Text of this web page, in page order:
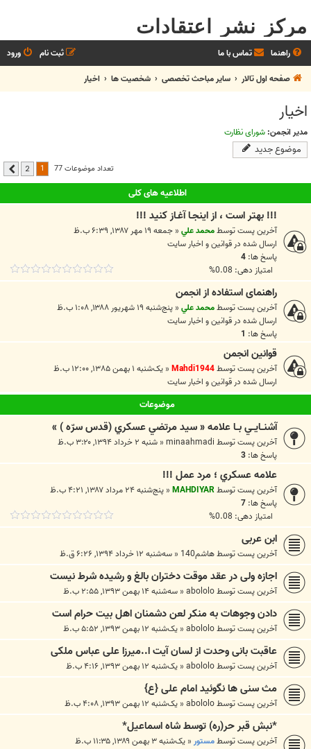
مرکز نشر اعتقادات
راهنما تماس با ما ورود
ثبت نام
صفحه اول تالار
سایر مباحث تخصصی شخصيت ها اخیار
اخیار
مدیر انجمن: شورای نظارت
موضوع جدید
تعداد موضوعات 77 2 بعدی
اطلاعیه های کلی
!!! بهتر است ، از اينجـا آغـاز کنيد !!!
آخرین پست توسطمحمد علي« جمعه ۱۹ مهر ۱۳۸۷, ۶:۳۹ ب.ظ
ارسال شده در قوانين و اخبار سايت
پاسخ ها: 4
امتیاز دهی: 0.08%
راهنمای استفاده از انجمن
آخرین پست توسطمحمد علي« پنج‌شنبه ۱۹ شهریور ۱۳۸۸, ۱:۰۸ ب.ظ
ارسال شده در قوانين و اخبار سايت
پاسخ ها: 1
قوانین انجمن
آخرین پست توسطMahdi1944
« یک‌شنبه ۱ بهمن ۱۳۸۵, ۱۲:۰۰ ب.ظ
ارسال شده در قوانين و اخبار سايت
موضوعات
آشنــايــي بــا علامه « سيد مرتضي عسکري (قدس سرّه ) »
آخرین پست توسطminaahmadi
« شنبه ۲ خرداد ۱۳۹۴, ۳:۲۰ ب.ظ
پاسخ ها: 3
علامه عسكري ؛ مرد عمل !!!
آخرین پست توسطMAHDIYAR
« پنج‌شنبه ۲۴ مرداد ۱۳۸۷, ۴:۲۱ ب.ظ
پاسخ ها: 7
امتیاز دهی: 0.08%
ابن عربی
آخرین پست توسطهاشم140 « سه‌شنبه ۱۲ خرداد ۱۳۹۴, ۶:۲۶ ق.ظ
اجازه ولى در عقد موقت دختران بالغ و رشيده شرط نيست
آخرین پست توسطabololo
« سه‌شنبه ۱۴ بهمن ۱۳۹۳, ۲:۵۵ ب.ظ
دادن وجوهات به منکر لعن دشمنان اهل بیت حرام است
آخرین پست توسطabololo
« یک‌شنبه ۱۲ بهمن ۱۳۹۳, ۵:۵۲ ب.ظ
عاقبت بانی وحدت از لسان آیت ا..میرزا علی عباس ملکی
آخرین پست توسطabololo
« یک‌شنبه ۱۲ بهمن ۱۳۹۳, ۴:۱۶ ب.ظ
مث سنی ها نگوئید امام علی {ع}
آخرین پست توسطabololo
« یک‌شنبه ۱۲ بهمن ۱۳۹۳, ۴:۰۸ ب.ظ
*نبش قبر حر(ره) توسط شاه اسماعیل*
آخرین پست توسطمستور« یک‌شنبه ۳ بهمن ۱۳۸۹, ۱۱:۳۵ ب.ظ